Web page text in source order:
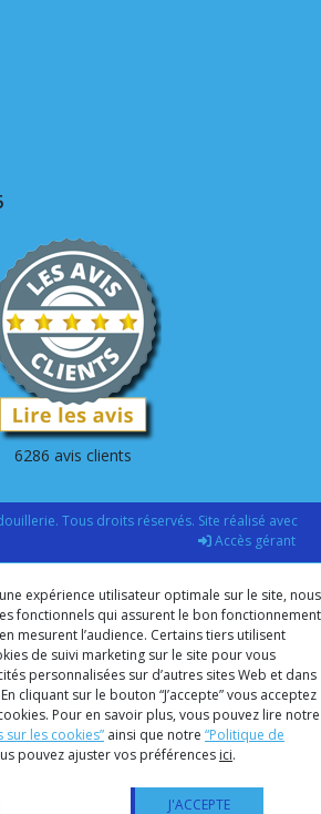
6286 avis clients
Tous droits réservés. Site réalisé avec
Accès gérant
expérience utilisateur optimale sur le site, nous
fonctionnels qui assurent le bon fonctionnement
mesurent l’audience. Certains tiers utilisent
de suivi marketing sur le site pour vous
personnalisées sur d’autres sites Web et dans
cliquant sur le bouton “J’accepte” vous acceptez
Pour en savoir plus, vous pouvez lire notre
sur les cookies” ainsi que notre “Politique de
pouvez ajuster vos préférences ici.
J'ACCEPTE